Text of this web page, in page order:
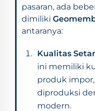
pasaran, ada
dimiliki
antaranya:
Kualitas
ini memiliki
produk
diproduksi
modern.